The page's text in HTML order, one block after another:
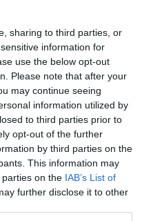
sharing to third parties, or
information for
use the below opt-out
Please note that after your
may continue seeing
information utilized by
to third parties prior to
opt-out of the further
by third parties on the
This information may
on the IAB’s List of
further disclose it to other
ΓΙΩΡΓΟΣ ΣΑΜΠΑΝΗΣ
ΚΑΤΡΑΚΕΙΟ ΓΙΑ ΤΗ
ΤΟΥ
Επόμενο »